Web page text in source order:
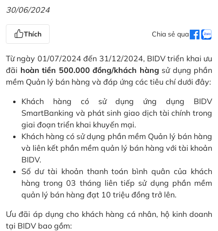
30/06/2024
Thích Chia sẻ qua
Từ ngày 01/07/2024 đến 31/12/2024, BIDV triển khai ưu
đãi hoàn tiền 500.000 đồng/khách hàng sử dụng phần
mềm Quản lý bán hàng và đáp ứng các tiêu chí dưới đây:
Khách hàng có sử dụng ứng dụng BIDV
SmartBanking và phát sinh giao dịch tài chính trong
giai đoạn triển khai khuyến mại.
Khách hàng có sử dụng phần mềm Quản lý bán hàng
và liên kết phần mềm quản lý bán hàng với tài khoản
BIDV.
Số dư tài khoản thanh toán bình quân của khách
hàng trong 03 tháng liên tiếp sử dụng phần mềm
quản lý bán hàng đạt 10 triệu đồng trở lên.
Ưu đãi áp dụng cho khách hàng cá nhân, hộ kinh doanh
tại BIDV bao gồm: